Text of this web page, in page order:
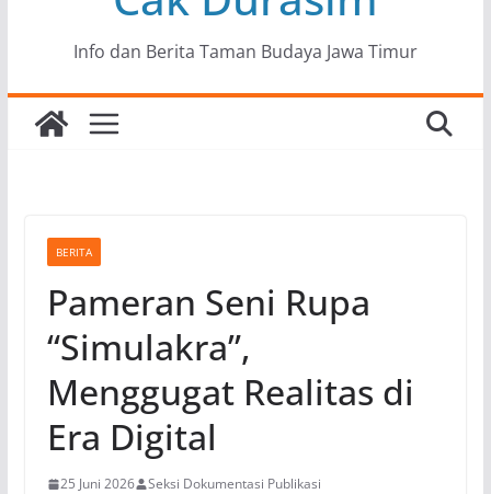
Info dan Berita Taman Budaya Jawa Timur
BERITA
Pameran Seni Rupa
“Simulakra”,
Menggugat Realitas di
Era Digital
25 Juni 2026 Seksi Dokumentasi Publikasi